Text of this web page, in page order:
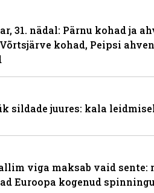
31. nädal: Pärnu kohad ja
kohad, Peipsi
sildade juures: kala
viga maksab vaid
Euroopa kogenud